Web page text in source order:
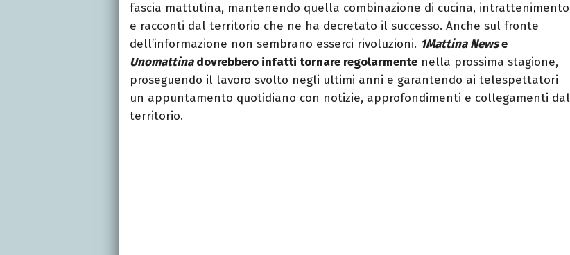
fascia mattutina, mantenendo quella combinazione di cucina, intrattenimento
e racconti dal territorio che ne ha decretato il successo. Anche sul fronte
dell’informazione non sembrano esserci rivoluzioni. 1Mattina Newse
Unomattinadovrebbero infatti tornare regolarmente nella prossima stagione,
proseguendo il lavoro svolto negli ultimi anni e garantendo ai telespettatori
un appuntamento quotidiano con notizie, approfondimenti e collegamenti dal
territorio.